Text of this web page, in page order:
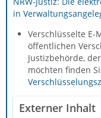
in
Verschlüsselte E-
öffentlichen
Justizbehörde,
möchten finden
Externer Inhalt